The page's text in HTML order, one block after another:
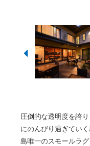
圧倒的な透明度を誇
にのんびり過ぎてい
島唯一のスモールラ